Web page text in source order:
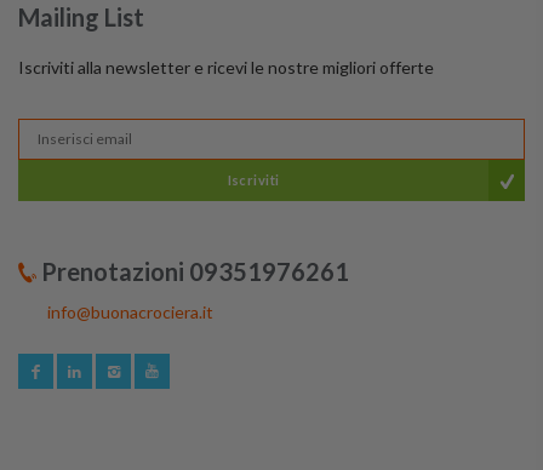
Mailing List
Iscriviti alla newsletter e ricevi le nostre migliori offerte
Iscriviti
Prenotazioni 09351976261
info@buonacrociera.it